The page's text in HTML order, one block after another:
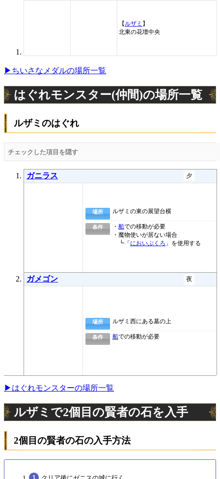
【 ルザミ 】
北東の花壇中央
▶ちいさなメダルの場所一覧
はぐれモンスター(仲間)の場所一覧
ルザミのはぐれ
チェックした項目を隠す
ガニラス 夕
場所 ルザミの東の展望台横
条件 ・ 船での移動が必要
・魔物使いが居ない場合
┗「 においぶくろ 」を使用する
ガメゴン 夜
場所 ルザミ西にある墓の上
条件 船での移動が必要
▶はぐれモンスターの場所一覧
ルザミで2個目の賢者の石を入手
2個目の賢者の石の入手方法